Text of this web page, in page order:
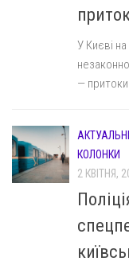
У Києві
— притоки
КОЛОНКИ
2 КВІТНЯ,